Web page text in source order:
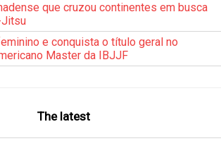
que cruzou continentes em busca
Jitsu
e conquista o título geral no
Master da IBJJF
The latest